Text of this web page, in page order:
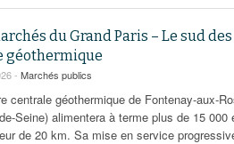
du Grand Paris – Le sud
géothermique
- Marchés publics
centrale géothermique de Fontenay-aux-
Seine) alimentera à terme plus de 15
de 20 km. Sa mise en service